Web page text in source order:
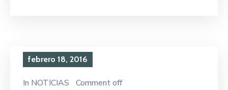
febrero 18, 2016
In NOTICIAS Comment off